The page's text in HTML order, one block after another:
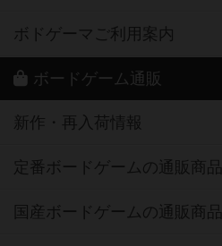
ボドゲーマご利用案内
ボードゲーム通販
新作・再入荷情報
定番ボードゲームの通販商品
国産ボードゲームの通販商品